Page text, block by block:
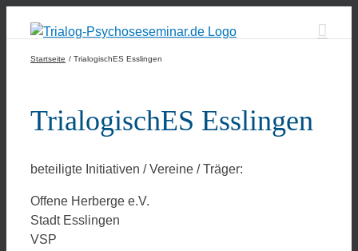
Inhalt
springenStartseite TrialogischES Esslingen
TrialogischES Esslingen
beteiligte Initiativen / Vereine / Träger:
Offene Herberge e.V.
Stadt Esslingen
VSP